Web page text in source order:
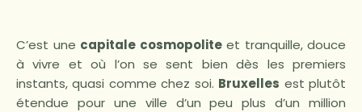
C’est une capitale cosmopoliteet tranquille, douce
à vivre et où l’on se sent bien dès les premiers
instants, quasi comme chez soi. Bruxelles est plutôt
étendue pour une ville d’un peu plus d’un million